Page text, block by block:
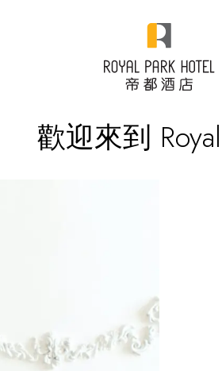
歡迎來到